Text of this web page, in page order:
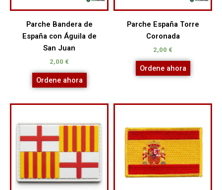
Parche Bandera de
España con Águila de
San Juan
2,00 €
Ordene ahora
Parche España Torre
Coronada
2,00 €
Ordene ahora